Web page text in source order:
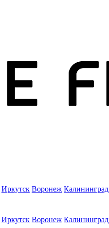
Иркутск Воронеж Калининград
Иркутск Воронеж Калининград